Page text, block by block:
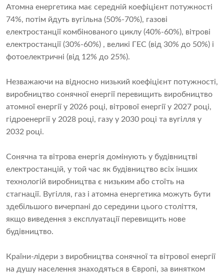
Атомна енергетика має середній коефіцієнт потужності
74%, потім йдуть вугільна (50%-70%), газові
електростанції комбінованого циклу (40%-60%), вітрові
електростанції (30%-60%) , великі ГЕС (від 30% до 50%) і
фотоелектричні (від 12% до 25%).
Незважаючи на відносно низький коефіцієнт потужності,
виробництво сонячної енергії перевищить виробництво
атомної енергії у 2026 році, вітрової енергії у 2027 році,
гідроенергії у 2028 році, газу у 2030 році та вугілля у
2032 році.
Сонячна та вітрова енергія домінують у будівництві
електростанцій, у той час як будівництво всіх інших
технологій виробництва є низьким або стоїть на
стагнації. Вугілля, газ і атомна енергетика можуть бути
здебільшого вичерпані до середини цього століття,
якщо виведення з експлуатації перевищить нове
будівництво.
Країни-лідери з виробництва сонячної та вітрової енергії
на душу населення знаходяться в Європі, за винятком